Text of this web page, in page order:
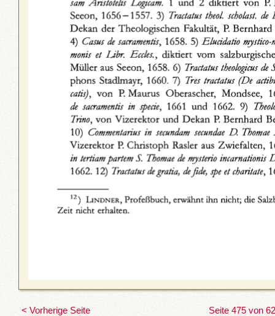
< Vorherige Seite Seite 475 von